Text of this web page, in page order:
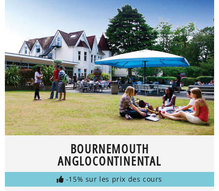
BOURNEMOUTH
ANGLOCONTINENTAL
-15% sur les prix des cours